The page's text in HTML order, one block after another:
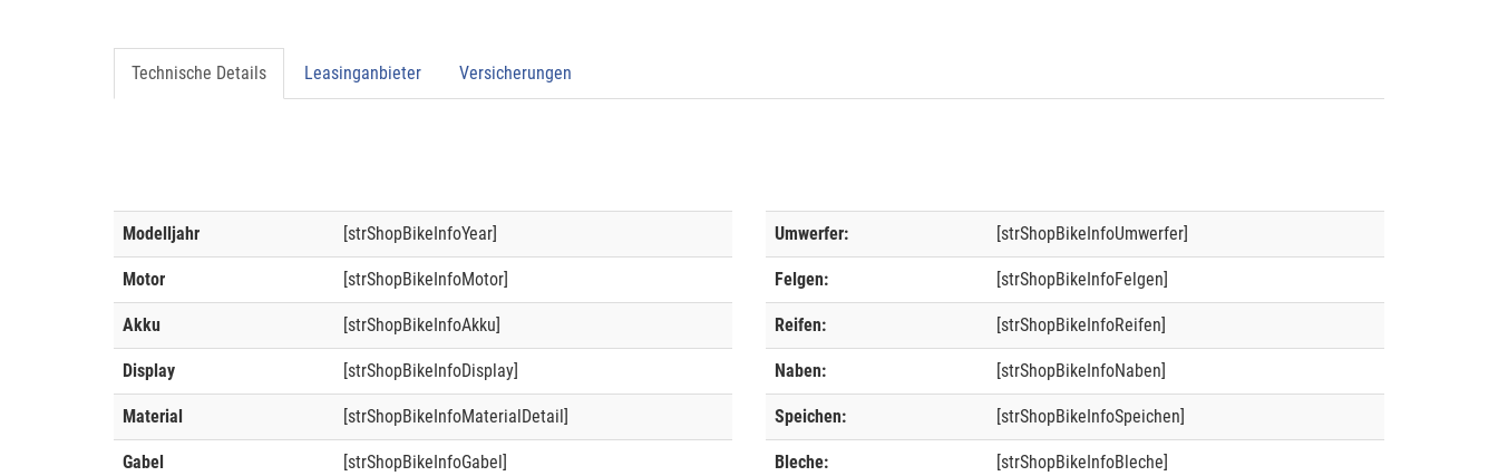
Technische Details Leasinganbieter Versicherungen
Modelljahr [strShopBikeInfoYear]
Motor [strShopBikeInfoMotor]
Akku [strShopBikeInfoAkku]
Display [strShopBikeInfoDisplay]
Material [strShopBikeInfoMaterialDetail]
Gabel [strShopBikeInfoGabel]
Umwerfer: [strShopBikeInfoUmwerfer]
Felgen: [strShopBikeInfoFelgen]
Reifen: [strShopBikeInfoReifen]
Naben: [strShopBikeInfoNaben]
Speichen: [strShopBikeInfoSpeichen]
Bleche: [strShopBikeInfoBleche]